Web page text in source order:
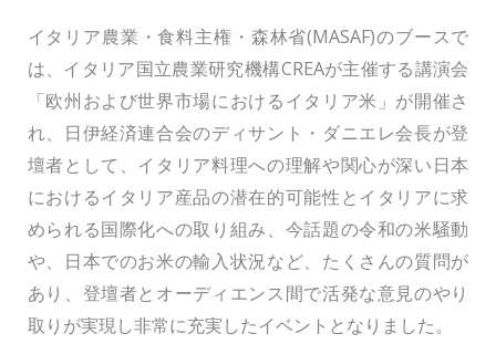
イタリア農業・食料主権・森林省(MASAF)のブースで
は、イタリア国立農業研究機構CREAが主催する講演会
「欧州および世界市場におけるイタリア米」が開催さ
れ、日伊経済連合会のディサント・ダニエレ会長が登
壇者として、イタリア料理への理解や関心が深い日本
におけるイタリア産品の潜在的可能性とイタリアに求
められる国際化への取り組み、今話題の令和の米騒動
や、日本でのお米の輸入状況など、たくさんの質問が
あり、登壇者とオーディエンス間で活発な意見のやり
取りが実現し非常に充実したイベントとなりました。